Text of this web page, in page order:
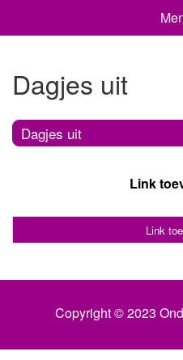
Dagjes uit
Dagjes uit
Link
Link
Copyright © 2023